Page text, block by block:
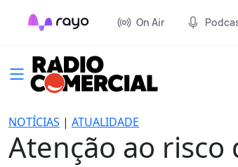
On Air
NOTÍCIAS | ATUALIDADE
Atenção ao